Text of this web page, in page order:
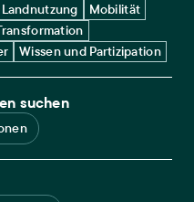
Landnutzung
Mobilität
Wissen und Partizipation
suchen